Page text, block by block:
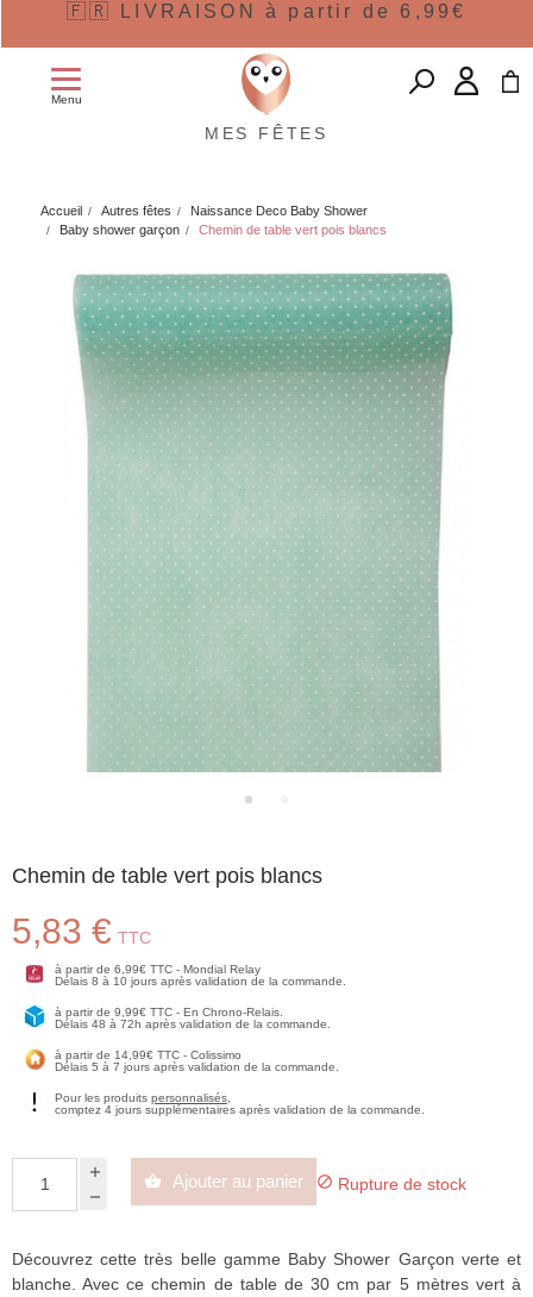
🇫🇷 LIVRAISON à partir de 6,99€
Menu
MES FÊTES
Accueil Autres fêtes
Naissance Deco Baby Shower
Baby shower garçon
Chemin de table vert pois blancs
Chemin de table vert pois blancs
5,83 € TTC
à partir de 6,99€ TTC - Mondial Relay
Délais 8 à 10 jours après validation de la commande.
à partir de 9,99€ TTC - En Chrono-Relais.
Délais 48 à 72h après validation de la commande.
à partir de 14,99€ TTC - Colissimo
Délais 5 à 7 jours après validation de la commande.
Pour les produits personnalisés
comptez 4 jours supplémentaires après validation de la commande.
 Ajouter au panier  Rupture de stock
Découvrez cette très belle gamme Baby Shower Garçon verte et
blanche. Avec ce chemin de table de 30 cm par 5 mètres vert à